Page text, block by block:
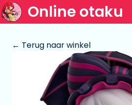
Online otaku
← Terug naar winkel